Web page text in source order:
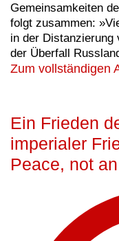
Gemeinsamkeiten
folgt zusammen:
in der Distanzierung
der Überfall
Zum vollständigen
Ein Frieden
imperialer
Peace, not